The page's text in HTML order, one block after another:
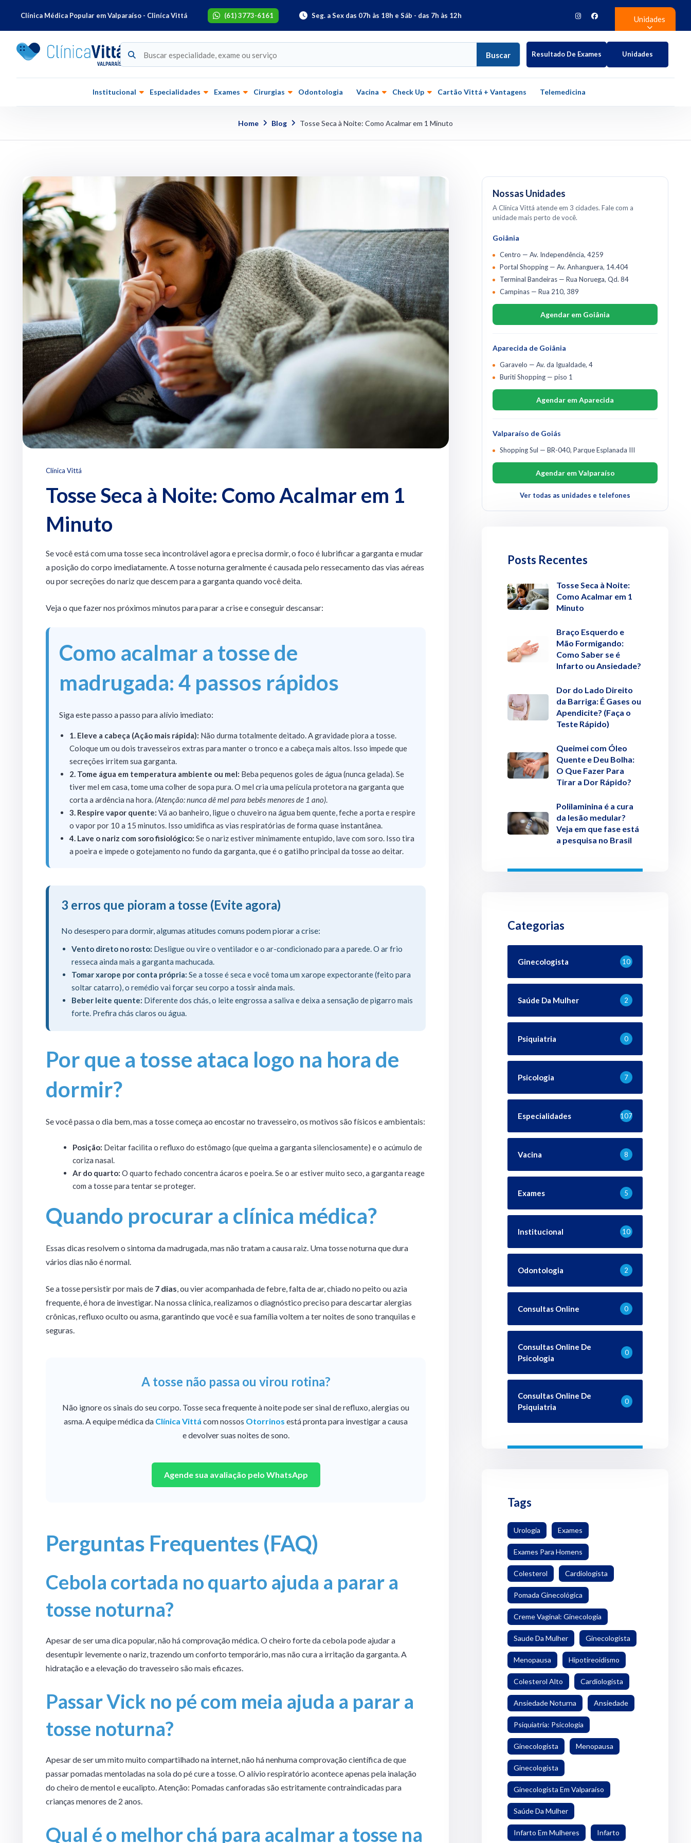
Clínica Médica Popular em Valparaíso - Cliníca Vittá (61) 3773-6161 Seg. a Sex das 07h às 18h e Sáb - das 7h às 12h Unidades
Buscar Resultado De Exames Unidades
Institucional Especialidades Exames Cirurgias Odontologia Vacina Check Up Cartão Vittá + Vantagens Telemedicina
Home Blog Tosse Seca à Noite: Como Acalmar em 1 Minuto
Clínica Vittá
Tosse Seca à Noite: Como Acalmar em 1
Minuto
Se você está com uma tosse seca incontrolável agora e precisa dormir, o foco é lubrificar a garganta e mudar
a posição do corpo imediatamente. A tosse noturna geralmente é causada pelo ressecamento das vias aéreas
ou por secreções do nariz que descem para a garganta quando você deita.
Veja o que fazer nos próximos minutos para parar a crise e conseguir descansar:
Como acalmar a tosse de
madrugada: 4 passos rápidos
Siga este passo a passo para alívio imediato:
1. Eleve a cabeça (Ação mais rápida): Não durma totalmente deitado. A gravidade piora a tosse.
Coloque um ou dois travesseiros extras para manter o tronco e a cabeça mais altos. Isso impede que
secreções irritem sua garganta.
2. Tome água em temperatura ambiente ou mel: Beba pequenos goles de água (nunca gelada). Se
tiver mel em casa, tome uma colher de sopa pura. O mel cria uma película protetora na garganta que
corta a ardência na hora. (Atenção: nunca dê mel para bebês menores de 1 ano).
3. Respire vapor quente: Vá ao banheiro, ligue o chuveiro na água bem quente, feche a porta e respire
o vapor por 10 a 15 minutos. Isso umidifica as vias respiratórias de forma quase instantânea.
4. Lave o nariz com soro fisiológico: Se o nariz estiver minimamente entupido, lave com soro. Isso tira
a poeira e impede o gotejamento no fundo da garganta, que é o gatilho principal da tosse ao deitar.
3 erros que pioram a tosse (Evite agora)
No desespero para dormir, algumas atitudes comuns podem piorar a crise:
Vento direto no rosto: Desligue ou vire o ventilador e o ar-condicionado para a parede. O ar frio
resseca ainda mais a garganta machucada.
Tomar xarope por conta própria: Se a tosse é seca e você toma um xarope expectorante (feito para
soltar catarro), o remédio vai forçar seu corpo a tossir ainda mais.
Beber leite quente: Diferente dos chás, o leite engrossa a saliva e deixa a sensação de pigarro mais
forte. Prefira chás claros ou água.
Por que a tosse ataca logo na hora de
dormir?
Se você passa o dia bem, mas a tosse começa ao encostar no travesseiro, os motivos são físicos e ambientais:
Posição: Deitar facilita o refluxo do estômago (que queima a garganta silenciosamente) e o acúmulo de
coriza nasal.
Ar do quarto: O quarto fechado concentra ácaros e poeira. Se o ar estiver muito seco, a garganta reage
com a tosse para tentar se proteger.
Quando procurar a clínica médica?
Essas dicas resolvem o sintoma da madrugada, mas não tratam a causa raiz. Uma tosse noturna que dura
vários dias não é normal.
Se a tosse persistir por mais de 7 dias , ou vier acompanhada de febre, falta de ar, chiado no peito ou azia
frequente, é hora de investigar. Na nossa clínica, realizamos o diagnóstico preciso para descartar alergias
crônicas, refluxo oculto ou asma, garantindo que você e sua família voltem a ter noites de sono tranquilas e
seguras.
A tosse não passa ou virou rotina?
Não ignore os sinais do seu corpo. Tosse seca frequente à noite pode ser sinal de refluxo, alergias ou
asma. A equipe médica da Clínica Vittá com nossos Otorrinos está pronta para investigar a causa
e devolver suas noites de sono.
Agende sua avaliação pelo WhatsApp
Perguntas Frequentes (FAQ)
Cebola cortada no quarto ajuda a parar a
tosse noturna?
Apesar de ser uma dica popular, não há comprovação médica. O cheiro forte da cebola pode ajudar a
desentupir levemente o nariz, trazendo um conforto temporário, mas não cura a irritação da garganta. A
hidratação e a elevação do travesseiro são mais eficazes.
Passar Vick no pé com meia ajuda a parar a
tosse noturna?
Apesar de ser um mito muito compartilhado na internet, não há nenhuma comprovação científica de que
passar pomadas mentoladas na sola do pé cure a tosse. O alívio respiratório acontece apenas pela inalação
do cheiro de mentol e eucalipto. Atenção: Pomadas canforadas são estritamente contraindicadas para
crianças menores de 2 anos.
Qual é o melhor chá para acalmar a tosse na
Nossas Unidades
A Clínica Vittá atende em 3 cidades. Fale com a
unidade mais perto de você.
Goiânia
Centro — Av. Independência, 4259
Portal Shopping — Av. Anhanguera, 14.404
Terminal Bandeiras — Rua Noruega, Qd. 84
Campinas — Rua 210, 389
Agendar em Goiânia
Aparecida de Goiânia
Garavelo — Av. da Igualdade, 4
Buriti Shopping — piso 1
Agendar em Aparecida
Valparaíso de Goiás
Shopping Sul — BR-040, Parque Esplanada III
Agendar em Valparaíso
Ver todas as unidades e telefones
Posts Recentes
Tosse Seca à Noite:
Como Acalmar em 1
Minuto
Braço Esquerdo e
Mão Formigando:
Como Saber se é
Infarto ou Ansiedade?
Dor do Lado Direito
da Barriga: É Gases ou
Apendicite? (Faça o
Teste Rápido)
Queimei com Óleo
Quente e Deu Bolha:
O Que Fazer Para
Tirar a Dor Rápido?
Polilaminina é a cura
da lesão medular?
Veja em que fase está
a pesquisa no Brasil
Categorias
Ginecologista 10
Saúde Da Mulher 2
Psiquiatria 0
Psicologia 7
Especialidades 107
Vacina 8
Exames 5
Institucional 10
Odontologia 2
Consultas Online 0
Consultas Online De
Psicologia
0
Consultas Online De
Psiquiatria
0
Tags
Urologia Exames
Exames Para Homens
Colesterol Cardiologista
Pomada Ginecológica
Creme Vaginal: Ginecologia
Saude Da Mulher Ginecologista
Menopausa Hipotireoidismo
Colesterol Alto Cardiologista
Ansiedade Noturna Ansiedade
Psiquiatria: Psicologia
Ginecologista Menopausa
Ginecologista
Ginecologista Em Valparaíso
Saúde Da Mulher
Infarto Em Mulheres Infarto